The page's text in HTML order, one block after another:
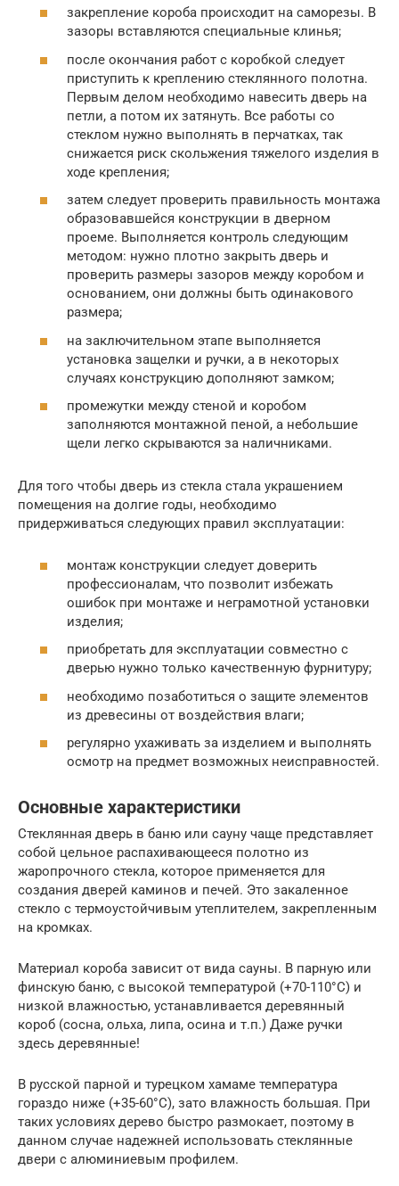
закрепление короба происходит на саморезы. В
зазоры вставляются специальные клинья;
после окончания работ с коробкой следует
приступить к креплению стеклянного полотна.
Первым делом необходимо навесить дверь на
петли, а потом их затянуть. Все работы со
стеклом нужно выполнять в перчатках, так
снижается риск скольжения тяжелого изделия в
ходе крепления;
затем следует проверить правильность монтажа
образовавшейся конструкции в дверном
проеме. Выполняется контроль следующим
методом: нужно плотно закрыть дверь и
проверить размеры зазоров между коробом и
основанием, они должны быть одинакового
размера;
на заключительном этапе выполняется
установка защелки и ручки, а в некоторых
случаях конструкцию дополняют замком;
промежутки между стеной и коробом
заполняются монтажной пеной, а небольшие
щели легко скрываются за наличниками.
Для того чтобы дверь из стекла стала украшением
помещения на долгие годы, необходимо
придерживаться следующих правил эксплуатации:
монтаж конструкции следует доверить
профессионалам, что позволит избежать
ошибок при монтаже и неграмотной установки
изделия;
приобретать для эксплуатации совместно с
дверью нужно только качественную фурнитуру;
необходимо позаботиться о защите элементов
из древесины от воздействия влаги;
регулярно ухаживать за изделием и выполнять
осмотр на предмет возможных неисправностей.
Основные характеристики
Стеклянная дверь в баню или сауну чаще представляет
собой цельное распахивающееся полотно из
жаропрочного стекла, которое применяется для
создания дверей каминов и печей. Это закаленное
стекло с термоустойчивым утеплителем, закрепленным
на кромках.
Материал короба зависит от вида сауны. В парную или
финскую баню, с высокой температурой (+70-110°С) и
низкой влажностью, устанавливается деревянный
короб (сосна, ольха, липа, осина и т.п.) Даже ручки
здесь деревянные!
В русской парной и турецком хамаме температура
гораздо ниже (+35-60°С), зато влажность большая. При
таких условиях дерево быстро размокает, поэтому в
данном случае надежней использовать стеклянные
двери с алюминиевым профилем.